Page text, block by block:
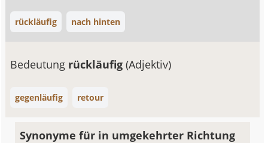
rückläufig nach hinten
Bedeutung rückläufig(Adjektiv)
gegenläufig retour
Synonyme für in umgekehrter Richtung